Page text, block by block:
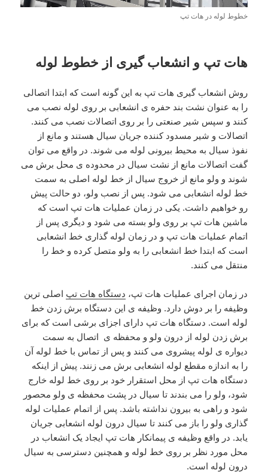
خطوط لوله در هات تپ
هات تپ و انشعاب گیری از خطوط لوله
روش انشعاب گیری هات تپ به این گونه است که ابتدا اتصالی
را به عنوان نشت بند حفره ی انشعابی بر روی لوله نصب می
کنند و سپس شیر صنعتی را بر روی اتصالات نصب می کنند.
اتصالات و شیر مسدود کننده جریان سیال هستند و مانع از
نفوذ سیال به محیط بیرونی لوله می شوند. در واقع می توان
گفت اتصالات مانع از نشت سیال در محدوده ی محل برش می
شوند و ولو مانع از خروج سیال از خط لوله اصلی به سمت
خط لوله انشعابی می شود. پس از نصب ولو، دو حالت پیش
رو خواهیم داشت. یکی در زمان عملیات هات تپ است که
ماشین هات تپ بر روی ولو بسته می شود و دیگری پس از
اتمام عملیات هات تپ و در زمان لوله گذاری خط انشعابی
است که ابتدا خط انشعابی را به ولو متصل کرده و خط را
منتقل می کنند.
در زمان اجرای عملیات هات تپ، دستگاه هات تپ اصلی ترین
وظیفه را بر دوش دارد. وظیفه ی این دستگاه برش زدن خط
لوله است. دستگاه هات تپ دارای اجزای برشی است که برای
برش زدن لوله از درون ولو و محفظه ی اتصال به سمت
دیواره ی لوله پیشروی می کنند و پس از تماس با خط لوله آن
را به اندازه مقطع لوله انشعابی برش می زنند. پیش از اینکه
دستگاه هات تپ از محل استقرار خود بر روی خط لوله خارج
شود، ولو را می بندند تا سیال در پشت محفظه ی ولو محصور
شود و راهی به بیرون نداشته باشد. پس از اتمام عملیات لوله
گذاری ولو را باز می کنند تا سیال درون لوله انشعابی جریان
یابد. در واقع وظیفه ی پیمانکار هات تپ ایجاد یک انشعاب در
محل مورد نظر بر روی خط لوله و همچنین دسترسی به سیال
درون لوله است.